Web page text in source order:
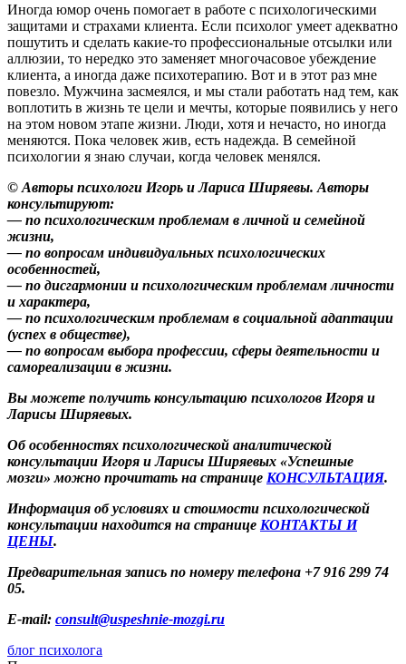
Иногда юмор очень помогает в работе с психологическими
защитами и страхами клиента. Если психолог умеет адекватно
пошутить и сделать какие-то профессиональные отсылки или
аллюзии, то нередко это заменяет многочасовое убеждение
клиента, а иногда даже психотерапию. Вот и в этот раз мне
повезло. Мужчина засмеялся, и мы стали работать над тем, как
воплотить в жизнь те цели и мечты, которые появились у него
на этом новом этапе жизни. Люди, хотя и нечасто, но иногда
меняются. Пока человек жив, есть надежда. В семейной
психологии я знаю случаи, когда человек менялся.
© Авторы психологи Игорь и Лариса Ширяевы. Авторы
консультируют:
— по психологическим проблемам в личной и семейной
жизни,
— по вопросам индивидуальных психологических
особенностей,
— по дисгармонии и психологическим проблемам личности
и характера,
— по психологическим проблемам в социальной адаптации
(успех в обществе),
— по вопросам выбора профессии, сферы деятельности и
самореализации в жизни.
Вы можете получить консультацию психологов Игоря и
Ларисы Ширяевых.
Об особенностях психологической аналитической
консультации Игоря и Ларисы Ширяевых «Успешные
мозги» можно прочитать на странице КОНСУЛЬТАЦИЯ.
Информация об условиях и стоимости психологической
консультации находится на странице КОНТАКТЫ И
ЦЕНЫ.
Предварительная запись по номеру телефона +7 916 299 74
05.
E-mail: consult@uspeshnie-mozgi.ru
блог психолога